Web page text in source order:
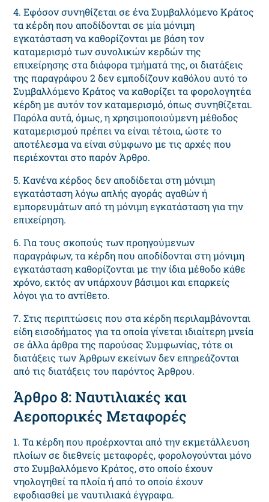
4. Εφόσον συνηθίζεται σε ένα Συμβαλλόμενο Κράτος
τα κέρδη που αποδίδονται σε μία μόνιμη
εγκατάσταση να καθορίζονται με βάση τον
καταμερισμό των συνολικών κερδών της
επιχείρησης στα διάφορα τμήματά της, οι διατάξεις
της παραγράφου 2 δεν εμποδίζουν καθόλου αυτό το
Συμβαλλόμενο Κράτος να καθορίζει τα φορολογητέα
κέρδη με αυτόν τον καταμερισμό, όπως συνηθίζεται.
Παρόλα αυτά, όμως, η χρησιμοποιούμενη μέθοδος
καταμερισμού πρέπει να είναι τέτοια, ώστε το
αποτέλεσμα να είναι σύμφωνο με τις αρχές που
περιέχονται στο παρόν Άρθρο.
5. Κανένα κέρδος δεν αποδίδεται στη μόνιμη
εγκατάσταση λόγω απλής αγοράς αγαθών ή
εμπορευμάτων από τη μόνιμη εγκατάσταση για την
επιχείρηση.
6. Για τους σκοπούς των προηγούμενων
παραγράφων, τα κέρδη που αποδίδονται στη μόνιμη
εγκατάσταση καθορίζονται με την ίδια μέθοδο κάθε
χρόνο, εκτός αν υπάρχουν βάσιμοι και επαρκείς
λόγοι για το αντίθετο.
7. Στις περιπτώσεις που στα κέρδη περιλαμβάνονται
είδη εισοδήματος για τα οποία γίνεται ιδιαίτερη μνεία
σε άλλα άρθρα της παρούσας Συμφωνίας, τότε οι
διατάξεις των Άρθρων εκείνων δεν επηρεάζονται
από τις διατάξεις του παρόντος Άρθρου.
Άρθρο 8: Ναυτιλιακές και
Αεροπορικές Μεταφορές
1. Τα κέρδη που προέρχονται από την εκμετάλλευση
πλοίων σε διεθνείς μεταφορές, φορολογούνται μόνο
στο Συμβαλλόμενο Κράτος, στο οποίο έχουν
νηολογηθεί τα πλοία ή από το οποίο έχουν
εφοδιασθεί με ναυτιλιακά έγγραφα.